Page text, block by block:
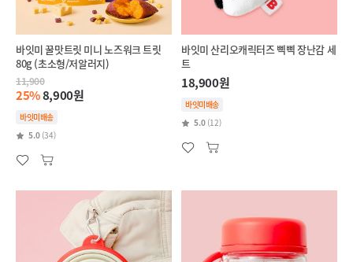
바잇미 꿀맛트릿 미니 노즈워크 트릿
80g (초소형/저알러지)
11,900
25%8,900원
바잇미배송
5.0 (34)
바잇미 산리오캐릭터즈 삑삑 장난감 세
트
18,900원
바잇미배송
5.0 (12)